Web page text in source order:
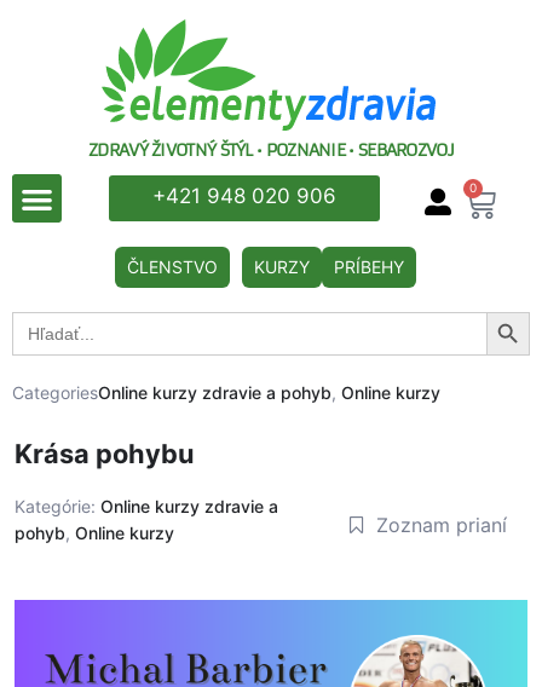
ZDRAVÝ ŽIVOTNÝ ŠTÝL • POZNANIE • SEBAROZVOJ
+421 948 020 906 0
ČLENSTVO KURZY PRÍBEHY
Search
for:
CategoriesOnline kurzy zdravie a pohyb, Online kurzy
Krása pohybu
Kategórie: Online kurzy zdravie a
pohyb, Online kurzy Zoznam prianí